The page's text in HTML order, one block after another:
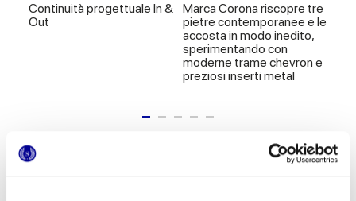
Continuità progettuale In &
Out
Marca Corona riscopre tre
pietre contemporanee e le
accosta in modo inedito,
sperimentando con
moderne trame chevron e
preziosi inserti metal
TUTTE LE COLLEZIONI EFFETTO PIETRA